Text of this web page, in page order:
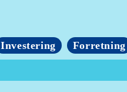
Investering Forretning